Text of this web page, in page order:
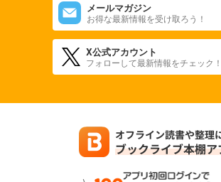
メールマガジン
お得な最新情報を受け取ろう！
X公式アカウント
フォローして最新情報をチェック！